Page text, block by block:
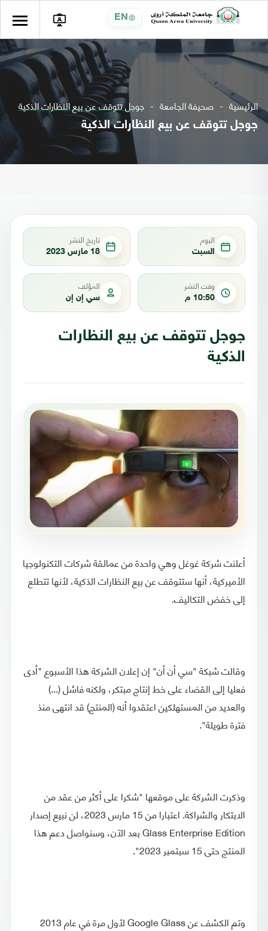
EN
الرئيسية صحيفة الجامعة جوجل تتوقف عن بيع النظارات الذكية
جوجل تتوقف عن بيع النظارات الذكية
اليوم
السبت
تاريخ النشر
18 مارس 2023
وقت النشر
10:50 م
المؤلف
سي إن إن
جوجل تتوقف عن بيع النظارات
الذكية
أعلنت شركة غوغل وهي واحدة من عمالقة شركات التكنولوجيا
الأميركية، أنها ستتوقف عن بيع النظارات الذكية، لأنها تتطلع
إلى خفض التكاليف.
وقالت شبكة "سي أن أن" إن إعلان الشركة هذا الأسبوع "أدى
فعليا إلى القضاء على خط إنتاج مبتكر، ولكنه فاشل (...)
والعديد من المستهلكين اعتقدوا أنه (المنتج) قد انتهى منذ
فترة طويلة".
وذكرت الشركة على موقعها "شكرا على أكثر من عقد من
الابتكار والشراكة. اعتبارا من 15 مارس 2023، لن نبيع إصدار
Glass Enterprise Edition بعد الآن، وسنواصل دعم هذا
المنتج حتى 15 سبتمبر 2023".
وتم الكشف عن Google Glass لأول مرة في عام 2013